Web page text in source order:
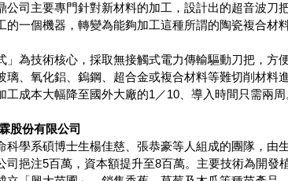
公司主要專門針對新材料的加工，設計出的超音波
的一個機器，轉變為能夠加工這種所謂的陶瓷複合材
」為技術核心，採取無接觸式電力傳輸驅動刀把，方
璃、氧化鋁、鎢鋼、超合金或複合材料等難切削材
工成本大幅降至國外大廠的1／10、導入時間只需兩周
股份有限公司
科學系碩博士生楊佳慈、張恭豪等人組成的團隊，
司挹注5百萬，資本額提升至8百萬。主要技術為開發